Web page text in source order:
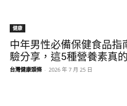
健康
中年男性必備保健食品指
驗分享，這5種營養素真
台灣健康頭條 - 2026 年 7 月 25 日